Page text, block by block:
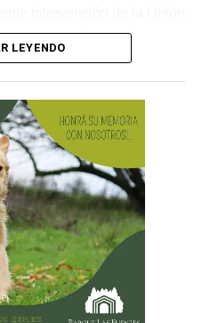
persecución mediática,
por funcionarios
beneficiar sólo a los
de rentabilidad a
Jornadas más extensas
general de ATE,
por parte del
junto con el Centro de
y el Sindicato de
Participaron también
de Abogados
LEYENDO